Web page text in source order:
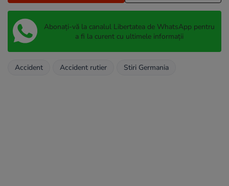
Abonați-vă la canalul Libertatea de WhatsApp pentru
a fi la curent cu ultimele informații
Accident Accident rutier Stiri Germania